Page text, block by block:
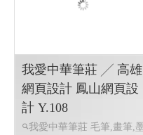
木九十MUJOSH-taiwan
╱ 網頁設計 程式設計
Y.109
木九十MUJOSH-taiwan 眼